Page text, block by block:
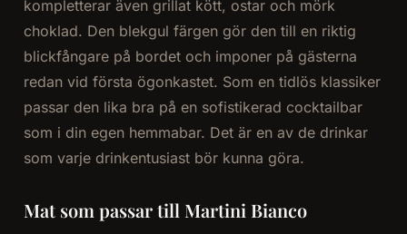
kompletterar även grillat kött, ostar och mörk
choklad. Den blekgul färgen gör den till en riktig
blickfångare på bordet och imponer på gästerna
redan vid första ögonkastet. Som en tidlös klassiker
passar den lika bra på en sofistikerad cocktailbar
som i din egen hemmabar. Det är en av de drinkar
som varje drinkentusiast bör kunna göra.
Mat som passar till Martini Bianco